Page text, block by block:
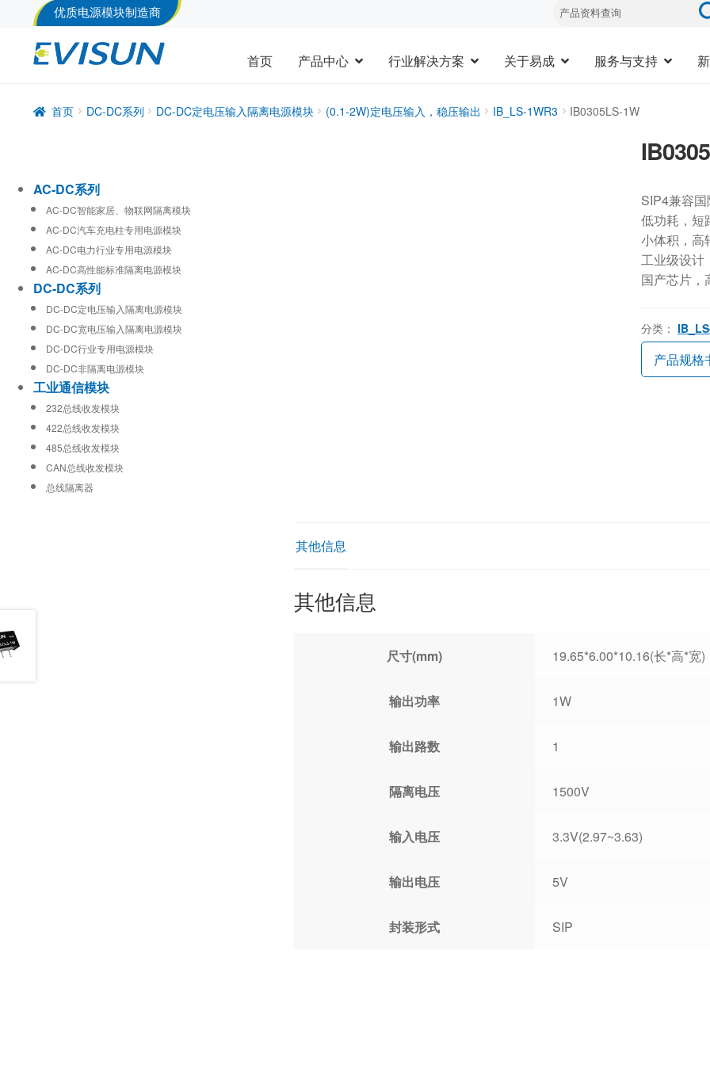
优质电源模块制造商
首页 产品中心 行业解决方案 关于易成 服务与支持
首页 DC-DC系列 DC-DC定电压输入隔离电源模块 (0.1-2W)定电压输入，稳压输出 IB_LS-1WR3 IB0305LS-1W
SIP4兼容
低功耗，短
小体积，高
工业级设计
国产芯片，
分类：
产品规格
其他信息
其他信息
尺寸(mm) 19.65*6.00*10.16(长*高*宽)
输出功率 1W
输出路数 1
隔离电压 1500V
输入电压 3.3V(2.97~3.63)
输出电压 5V
封装形式 SIP
AC-DC系列
AC-DC智能家居、物联网隔离模块
AC-DC汽车充电柱专用电源模块
AC-DC电力行业专用电源模块
AC-DC高性能标准隔离电源模块
DC-DC系列
DC-DC定电压输入隔离电源模块
DC-DC宽电压输入隔离电源模块
DC-DC行业专用电源模块
DC-DC非隔离电源模块
工业通信模块
232总线收发模块
422总线收发模块
485总线收发模块
CAN总线收发模块
总线隔离器